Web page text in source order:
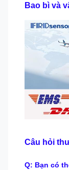
Bao bì và
Câu hỏi
Q: Bạn có